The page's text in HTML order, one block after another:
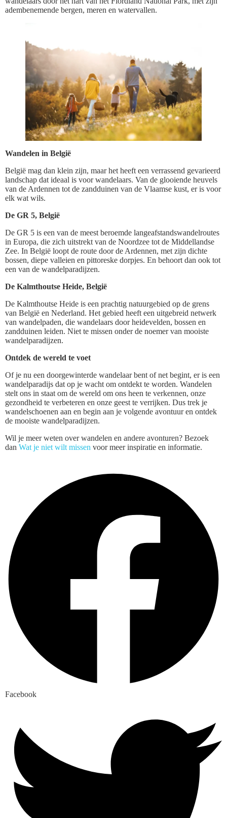
adembenemende bergen, meren en watervallen.
Wandelen in België
België mag dan klein zijn, maar het heeft een verrassend gevarieerd
landschap dat ideaal is voor wandelaars. Van de glooiende heuvels
van de Ardennen tot de zandduinen van de Vlaamse kust, er is voor
elk wat wils.
De GR 5, België
De GR 5 is een van de meest beroemde langeafstandswandelroutes
in Europa, die zich uitstrekt van de Noordzee tot de Middellandse
Zee. In België loopt de route door de Ardennen, met zijn dichte
bossen, diepe valleien en pittoreske dorpjes. En behoort dan ook tot
een van de wandelparadijzen.
De Kalmthoutse Heide, België
De Kalmthoutse Heide is een prachtig natuurgebied op de grens
van België en Nederland. Het gebied heeft een uitgebreid netwerk
van wandelpaden, die wandelaars door heidevelden, bossen en
zandduinen leiden. Niet te missen onder de noemer van mooiste
wandelparadijzen.
Ontdek de wereld te voet
Of je nu een doorgewinterde wandelaar bent of net begint, er is een
wandelparadijs dat op je wacht om ontdekt te worden. Wandelen
stelt ons in staat om de wereld om ons heen te verkennen, onze
gezondheid te verbeteren en onze geest te verrijken. Dus trek je
wandelschoenen aan en begin aan je volgende avontuur en ontdek
de mooiste wandelparadijzen.
Wil je meer weten over wandelen en andere avonturen? Bezoek
dan Wat je niet wilt missen voor meer inspiratie en informatie.
Facebook